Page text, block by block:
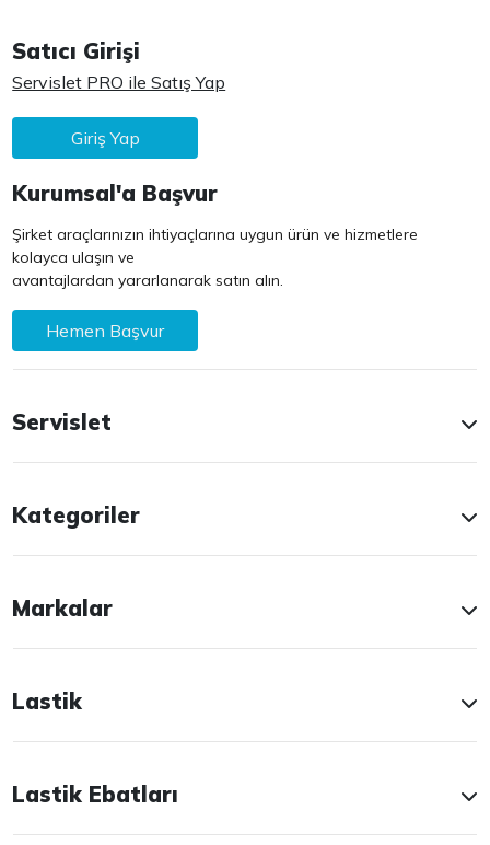
Satıcı Girişi
Servislet PRO ile Satış Yap
Giriş Yap
Kurumsal'a Başvur
Şirket araçlarınızın ihtiyaçlarına uygun ürün ve hizmetlere
kolayca ulaşın ve
avantajlardan yararlanarak satın alın.
Hemen Başvur
Servislet
Kategoriler
Markalar
Lastik
Lastik Ebatları